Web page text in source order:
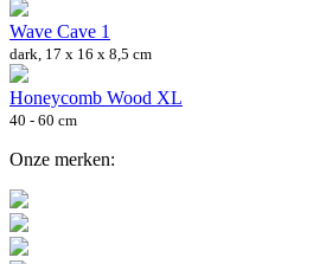
Wave Cave 1
dark, 17 x 16 x 8,5 cm
Honeycomb Wood XL
40 - 60 cm
Onze merken: